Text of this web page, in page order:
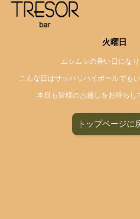
火曜日
ムシムシの暑い日にな
こんな日はサッパリハイボールでも
本日も皆様のお越しをお待ち
トップページに